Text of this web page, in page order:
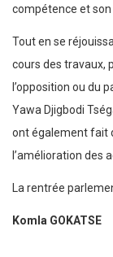
compétence et
Tout en se
cours des travaux,
l’opposition ou du
Yawa Djigbodi
ont également fait
l’amélioration des
La rentrée
Komla GOKATSE